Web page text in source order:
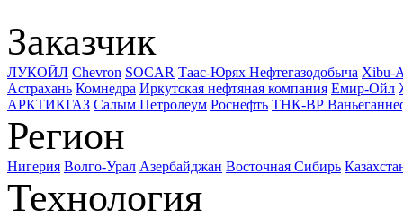
Заказчик
ЛУКОЙЛ Chevron SOCAR Таас-Юрях Нефтегазодобыча Xibu-
Астрахань Комнедра Иркутская нефтяная компания Емир-Ойл
АРКТИКГАЗ Салым Петролеум Роснефть ТНК-ВР
Регион
Нигерия Волго-Урал Азербайджан Восточная Сибирь
Технология